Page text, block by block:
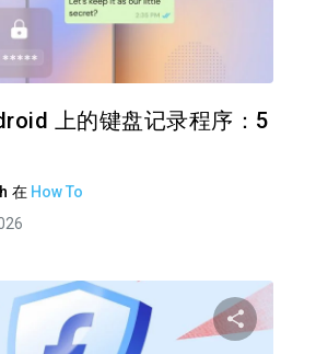
上的键盘记录程序：5
在 How To